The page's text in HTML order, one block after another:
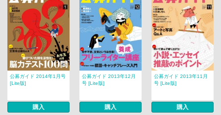
公募ガイド 2014年1月号
[Lite版]
購入
公募ガイド 2013年12月
号 [Lite版]
購入
公募ガイド 2013年11月
号 [Lite版]
購入